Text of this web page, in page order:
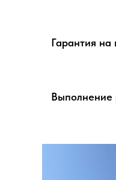
Гарантия на
Выполнение